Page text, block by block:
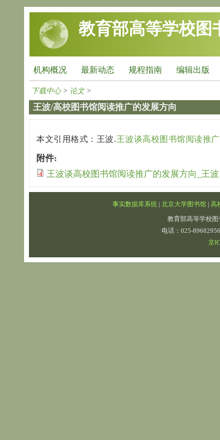
跳转到主要内容
教育部高等学校图
机构概况 最新动态 规程指南 编辑出版
下载中心> 论文>
王波/高校图书馆阅读推广的发展方向
本文引用格式： 王波.王波谈高校图书馆阅读推
附件:
王波谈高校图书馆阅读推广的发展方向_王
事实数据库系统 | 北京大学图书馆| 高
教育部高等学校
电话：025-
京